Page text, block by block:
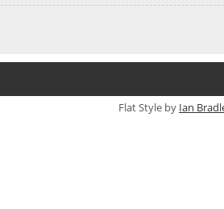
Flat Style by Ian